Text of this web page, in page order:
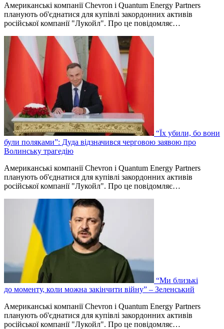
Американські компанії Chevron і Quantum Energy Partners
планують об'єднатися для купівлі закордонних активів
російської компанії "Лукойл". Про це повідомляє…
“Їх убили, бо вони
були поляками”: Дуда відзначився черговою заявою про
Волинську трагедію
Американські компанії Chevron і Quantum Energy Partners
планують об'єднатися для купівлі закордонних активів
російської компанії "Лукойл". Про це повідомляє…
“Ми близькі
до моменту, коли можна закінчити війну” – Зеленський
Американські компанії Chevron і Quantum Energy Partners
планують об'єднатися для купівлі закордонних активів
російської компанії "Лукойл". Про це повідомляє…